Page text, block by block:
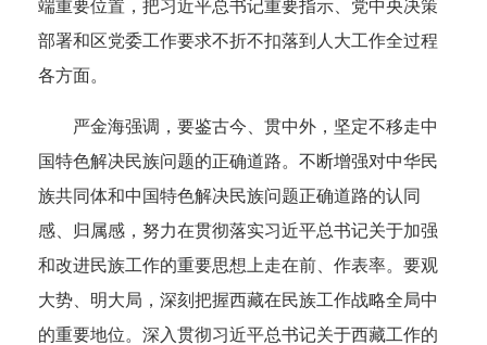
端重要位置，把习近平总书记重要指示、党中央决策
部署和区党委工作要求不折不扣落到人大工作全过程
各方面。
严金海强调，要鉴古今、贯中外，坚定不移走中
国特色解决民族问题的正确道路。不断增强对中华民
族共同体和中国特色解决民族问题正确道路的认同
感、归属感，努力在贯彻落实习近平总书记关于加强
和改进民族工作的重要思想上走在前、作表率。要观
大势、明大局，深刻把握西藏在民族工作战略全局中
的重要地位。深入贯彻习近平总书记关于西藏工作的